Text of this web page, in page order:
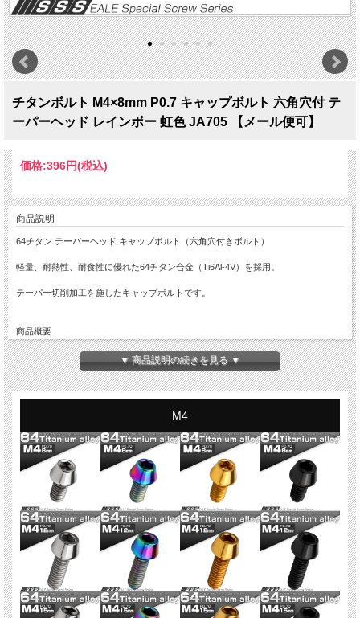
チタンボルト M4×8mm P0.7 キャップボルト 六角穴付 テ
ーパーヘッド レインボー 虹色 JA705 【メール便可】
価格:396円(税込)
商品説明
64チタン テーパーヘッド キャップボルト（六角穴付きボルト）
軽量、耐熱性、耐食性に優れた64チタン合金（Ti6Al-4V）を採用。
テーパー切削加工を施したキャップボルトです。
商品概要
■64チタン テーパーヘッド キャップボルト
■商品番号：JA705
■ネジの呼び：M4
■長さ：8mm
■カラー：虹色 レインボー
■入数：数量1で1本
※記載のサイズ・重量は平均値です。個体により誤差がございます。また、個体差
により着色が異なります。色味違い等による商品の交換はできません。予めご理解
の上、ご購入ください。
※入荷ロットにより、仕様変更になる場合がございます。また、全ネジ・半ネジが
変わる場合がございます。現ロットの詳細が必要な場合は、お問い合わせくださ
※適合に関するお問い合わせにはお答えできません。お手持ちの商品とサイズを比
較してご購入ください。
※チタンはカジリや焼き付きの発生しやすい材質です。折損防止のため、グリス等
のカジリ防止ケミカル材のご使用をお勧め致します。
※ご注文確定後の商品のご変更はできません。ご注文前に必ずご注文内容をご確認
ください。
▼ 商品説明の続きを見る ▼
M4